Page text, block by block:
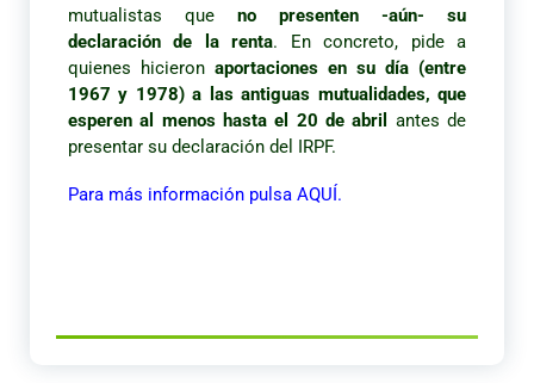
mutualistas que no presenten -aún- su
declaración de la renta. En concreto, pide a
quienes hicieron aportaciones en su día (entre
1967 y 1978) a las antiguas mutualidades, que
esperen al menos hasta el 20 de abril
antes de
presentar su declaración del IRPF.
Para más información pulsa AQUÍ.